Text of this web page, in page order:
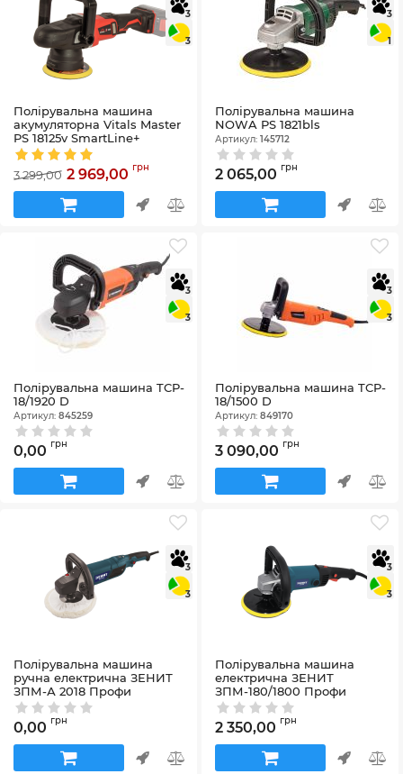
3
3
Полірувальна машина
акумуляторна Vitals Master
PS 18125v SmartLine+
Артикул:243528
3 299,00 2 969,00 грн
3
1
Полірувальна машина
NOWA PS 1821bls
Артикул: 145712
2 065,00 грн
3
3
Полірувальна машина TCP-
18/1920 D
Артикул: 845259
0,00 грн
3
3
Полірувальна машина TCP-
18/1500 D
Артикул: 849170
3 090,00 грн
3
3
Полірувальна машина
ручна електрична ЗЕНИТ
ЗПМ-А 2018 Профи
Артикул:843858
0,00 грн
3
3
Полірувальна машина
електрична ЗЕНИТ
ЗПМ-180/1800 Профи
Артикул:833582
2 350,00 грн